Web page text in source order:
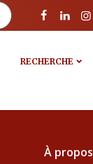
RECHERCHE
À propos